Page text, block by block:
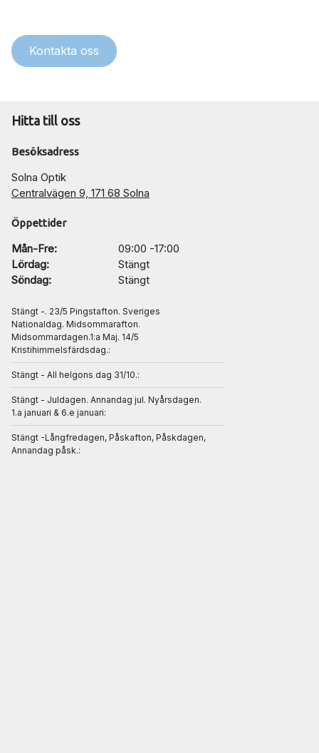
Kontakta oss
Hitta till oss
Besöksadress
Solna Optik
Centralvägen 9, 171 68 Solna
Öppettider
Mån-Fre:
09:00 -17:00
Lördag:
Stängt
Söndag:
Stängt
Stängt -. 23/5 Pingstafton. Sveriges
Nationaldag. Midsommarafton.
Midsommardagen.1:a Maj. 14/5
Kristihimmelsfärdsdag.:
Stängt - All helgons dag 31/10.:
Stängt - Juldagen. Annandag jul. Nyårsdagen.
1.a januari & 6.e januari:
Stängt -Långfredagen, Påskafton, Påskdagen,
Annandag påsk.: